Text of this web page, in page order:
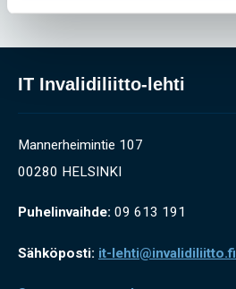
IT Invalidiliitto-lehti
Mannerheimintie 107
00280 HELSINKI
Puhelinvaihde: 09 613 191
Sähköposti: it-lehti@invalidiliitto.fi